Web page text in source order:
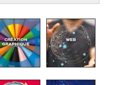
CRÉATION
GRAPHIQUE
WEB